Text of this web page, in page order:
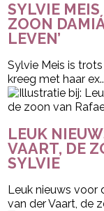
SYLVIE
ZOON
LEVEN’
Sylvie Meis is
kreeg met haar
LEUK
VAART, DE
SYLVIE
Leuk nieuws voor
van der Vaart, de